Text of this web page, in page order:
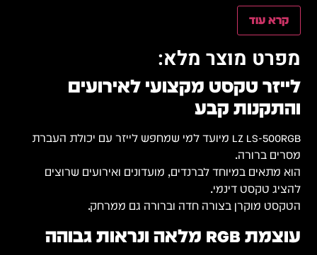
קרא עוד
מפרט מוצר מלא:
לייזר טקסט מקצועי לאירועים
והתקנות קבע
LZ LS-500RGB מיועד למי שמחפש לייזר עם יכולת העברת
מסרים ברורה.
הוא מתאים במיוחד לברנדים, מועדונים ואירועים שרוצים
להציג טקסט דינמי.
הטקסט מוקרן בצורה חדה וברורה גם ממרחק.
עוצמת RGB מלאה ונראות גבוהה